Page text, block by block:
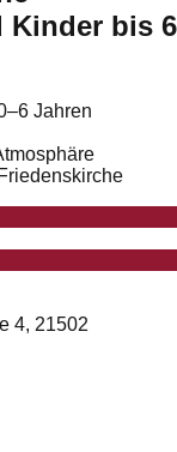
Kinder bis 6
Jahren
4, 21502